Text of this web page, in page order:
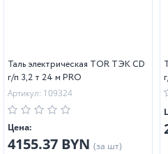
Таль электрическая TOR ТЭК CD
г/п 3,2 т 24 м PRO
Артикул: 109324
Цена:
4155.37 BYN (за шт)